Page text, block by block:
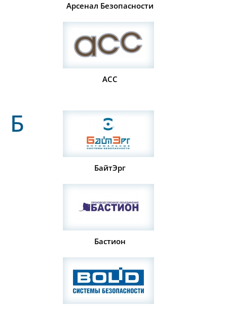
Арсенал Безопасности
АСС
Б
БайтЭрг
Бастион